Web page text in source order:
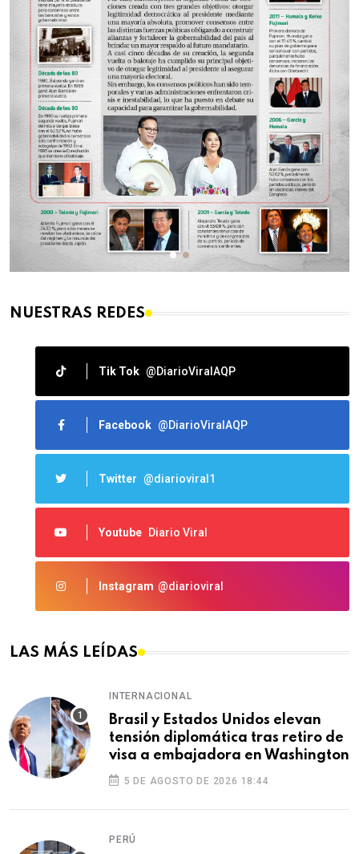
NUESTRAS REDES
Tik Tok @DiarioViralAQP
Facebook @DiarioViralAQP
Twitter @diarioviral1
Youtube Diario Viral
Instagram @diarioviral
LAS MÁS LEÍDAS
INTERNACIONAL
Brasil y Estados Unidos elevan
tensión diplomática tras retiro de
visa a embajadora en Washington
5 DE AGOSTO DE 2026 18:44
PERÚ